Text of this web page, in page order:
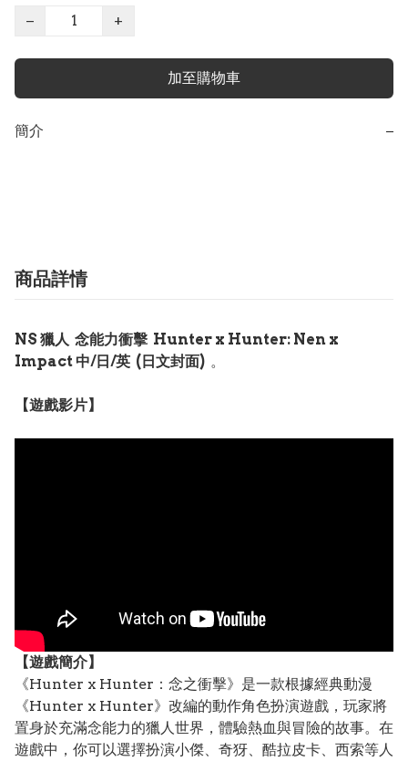
−
+
加至購物車
簡介 −
商品詳情
NS 獵人 念能力衝擊 Hunter x Hunter: Nen x
Impact 中/日/英 (日文封面) 。
【遊戲影片】
【遊戲簡介】
《Hunter x Hunter：念之衝擊》是一款根據經典動漫
《Hunter x Hunter》改編的動作角色扮演遊戲，玩家將
置身於充滿念能力的獵人世界，體驗熱血與冒險的故事。在
遊戲中，你可以選擇扮演小傑、奇犽、酷拉皮卡、西索等人